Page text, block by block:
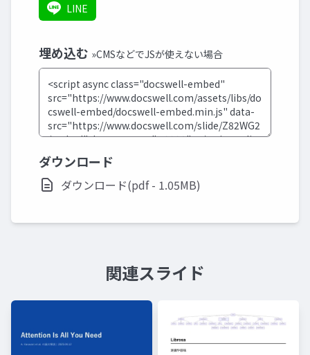
LINE
埋め込む »CMSなどでJSが使えない場合
ダウンロード
ダウンロード(pdf - 1.05MB)
関連スライド